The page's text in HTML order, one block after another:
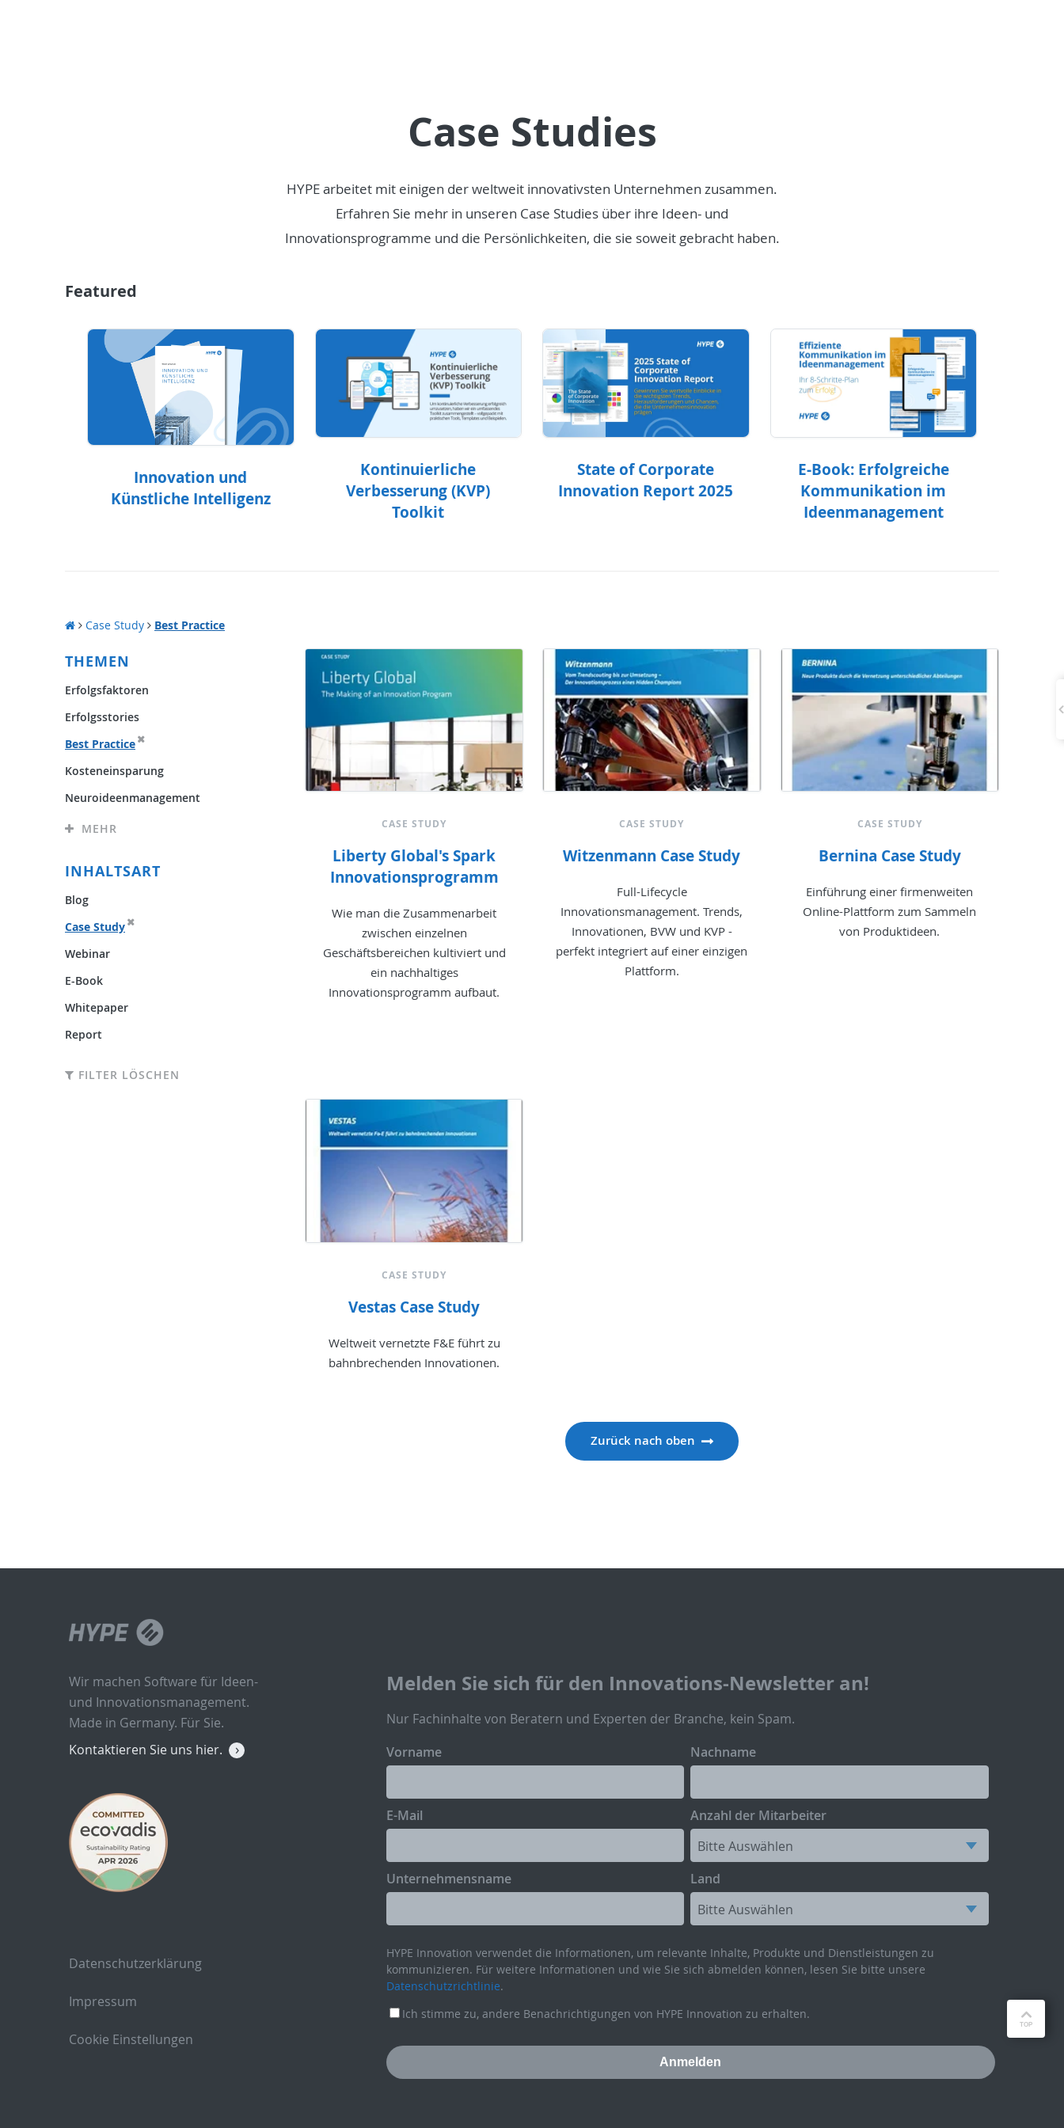
Case Studies
HYPE arbeitet mit einigen der weltweit innovativsten Unternehmen zusammen.
Erfahren Sie mehr in unseren Case Studies über ihre Ideen- und
Innovationsprogramme und die Persönlichkeiten, die sie soweit gebracht haben.
Featured
Innovation und
Künstliche Intelligenz
Kontinuierliche
Verbesserung (KVP)
Toolkit
State of Corporate
Innovation Report 2025
E-Book: Erfolgreiche
Kommunikation im
Ideenmanagement
Case Study Best Practice
THEMEN
Erfolgsfaktoren
Erfolgsstories
Best Practice
Kosteneinsparung
Neuroideenmanagement
MEHR
INHALTSART
Blog
Case Study
Webinar
E-Book
Whitepaper
Report
FILTER LÖSCHEN
CASE STUDY
Liberty Global's Spark
Innovationsprogramm
Wie man die Zusammenarbeit
zwischen einzelnen
Geschäftsbereichen kultiviert und
ein nachhaltiges
Innovationsprogramm aufbaut.
CASE STUDY
Witzenmann Case Study
Full-Lifecycle
Innovationsmanagement. Trends,
Innovationen, BVW und KVP -
perfekt integriert auf einer einzigen
Plattform.
CASE STUDY
Bernina Case Study
Einführung einer firmenweiten
Online-Plattform zum Sammeln
von Produktideen.
CASE STUDY
Vestas Case Study
Weltweit vernetzte F&E führt zu
bahnbrechenden Innovationen.
Zurück nach oben
Wir machen Software für Ideen-
und Innovationsmanagement.
Made in Germany. Für Sie.
Kontaktieren Sie uns hier.
Datenschutzerklärung
Impressum
Cookie Einstellungen
Melden Sie sich für den Innovations-Newsletter an!
Nur Fachinhalte von Beratern und Experten der Branche, kein Spam.
Vorname
Nachname
E-Mail Anzahl der Mitarbeiter
Unternehmensname Land
HYPE Innovation verwendet die Informationen, um relevante Inhalte, Produkte und Dienstleistungen zu
kommunizieren. Für weitere Informationen und wie Sie sich abmelden können, lesen Sie bitte unsere
Datenschutzrichtlinie.
Ich stimme zu, andere Benachrichtigungen von HYPE Innovation zu erhalten.